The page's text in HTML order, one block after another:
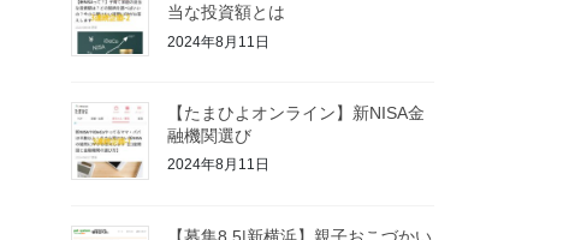
当な投資額とは
2024年8月11日
【たまひよオンライン】新NISA金
融機関選び
2024年8月11日
【募集8.5|新横浜】親子おこづかい